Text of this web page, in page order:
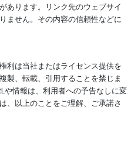
あります。リンク先のウェブサイ
ません。その内容の信頼性などに
利は当社またはライセンス提供を
製、転載、引用することを禁じま
や情報は、利用者への予告なしに変
、以上のことをご理解、ご承諾さ